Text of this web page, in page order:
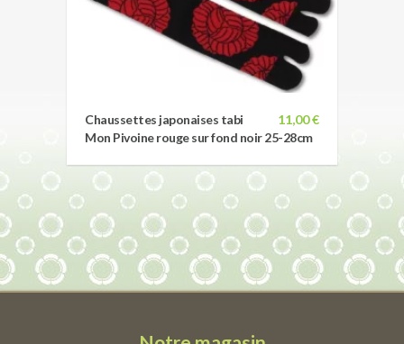
11,00 €
Chaussettes japonaises tabi
Mon Pivoine rouge sur fond noir 25-28cm